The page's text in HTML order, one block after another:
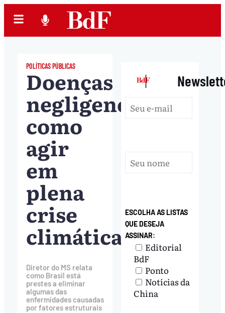
POLÍTICAS PÚBLICAS
Doenças
negligenciadas:
como
agir
em
plena
crise
climática
Diretor do MS relata
como Brasil está
prestes a eliminar
algumas das
enfermidades causadas
por fatores estruturais
|
ESCOLHA AS LISTAS
QUE DESEJA
ASSINAR:
Editorial
BdF
Ponto
Notícias da
China